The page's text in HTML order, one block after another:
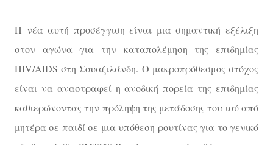
Η νέα αυτή προσέγγιση είναι μια σημαντική εξέλιξη
στον αγώνα για την καταπολέμηση της επιδημίας
ΗΙV/AIDS στη Σουαζιλάνδη. Ο μακροπρόθεσμος στόχος
είναι να αναστραφεί η ανοδική πορεία της επιδημίας
καθιερώνοντας την πρόληψη της μετάδοσης του ιού από
μητέρα σε παιδί σε μια υπόθεση ρουτίνας για το γενικό